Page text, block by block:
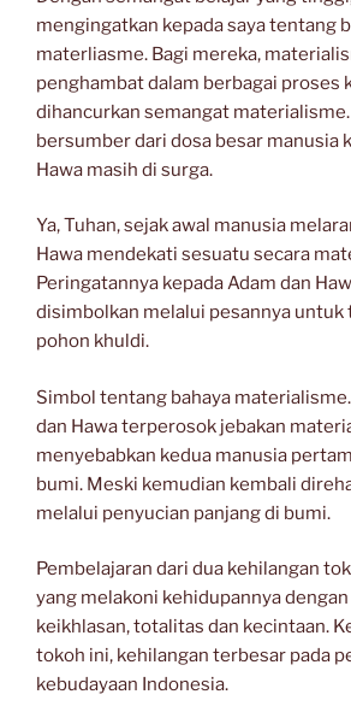
mengingatkan kepada saya tentang
materliasme. Bagi mereka,
penghambat dalam berbagai proses
dihancurkan semangat
bersumber dari dosa besar manusia
Hawa masih di surga.
Ya, Tuhan, sejak awal manusia
Hawa mendekati sesuatu secara
Peringatannya kepada Adam dan
disimbolkan melalui pesannya untuk
pohon khuldi.
Simbol tentang bahaya
dan Hawa terperosok jebakan
menyebabkan kedua manusia
bumi. Meski kemudian kembali
melalui penyucian panjang di bumi.
Pembelajaran dari dua kehilangan
yang melakoni kehidupannya
keikhlasan, totalitas dan kecintaan.
tokoh ini, kehilangan terbesar pada
kebudayaan Indonesia.